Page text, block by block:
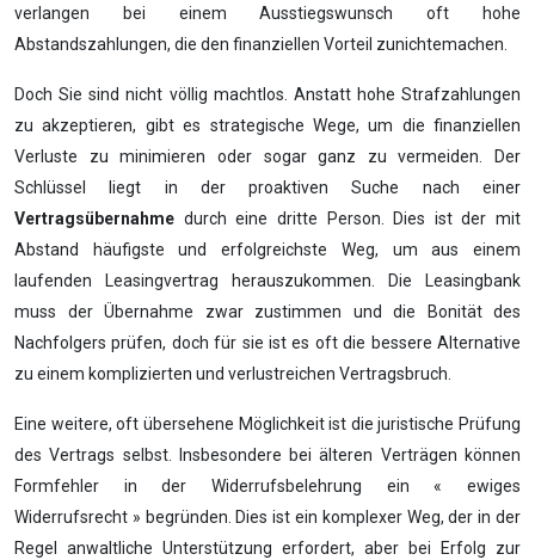
verlangen bei einem Ausstiegswunsch oft hohe
Abstandszahlungen, die den finanziellen Vorteil zunichtemachen.
Doch Sie sind nicht völlig machtlos. Anstatt hohe Strafzahlungen
zu akzeptieren, gibt es strategische Wege, um die finanziellen
Verluste zu minimieren oder sogar ganz zu vermeiden. Der
Schlüssel liegt in der proaktiven Suche nach einer
Vertragsübernahme durch eine dritte Person. Dies ist der mit
Abstand häufigste und erfolgreichste Weg, um aus einem
laufenden Leasingvertrag herauszukommen. Die Leasingbank
muss der Übernahme zwar zustimmen und die Bonität des
Nachfolgers prüfen, doch für sie ist es oft die bessere Alternative
zu einem komplizierten und verlustreichen Vertragsbruch.
Eine weitere, oft übersehene Möglichkeit ist die juristische Prüfung
des Vertrags selbst. Insbesondere bei älteren Verträgen können
Formfehler in der Widerrufsbelehrung ein « ewiges
Widerrufsrecht » begründen. Dies ist ein komplexer Weg, der in der
Regel anwaltliche Unterstützung erfordert, aber bei Erfolg zur